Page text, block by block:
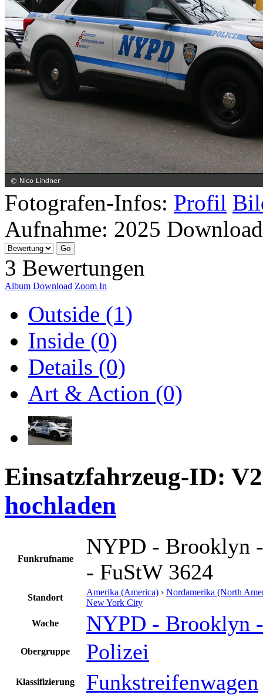
Fotografen-Infos: Profil
Aufnahme: 2025
3 Bewertungen
Album Download Zoom In
Outside (1)
Inside (0)
Details (0)
Art & Action (0)
Einsatzfahrzeug-ID:
hochladen
Funkrufname
NYPD - Brooklyn
- FuStW 3624
Standort
Amerika (America) › Nordamerika (North
New York City
Wache NYPD - Brooklyn
Obergruppe Polizei
Klassifizierung Funkstreifenwagen